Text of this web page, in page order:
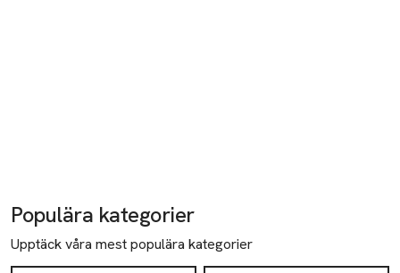
Populära kategorier
Upptäck våra mest populära kategorier